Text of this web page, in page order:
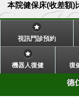
本院健保床(收差額)
視訊門診預約
機器人復健 復
德